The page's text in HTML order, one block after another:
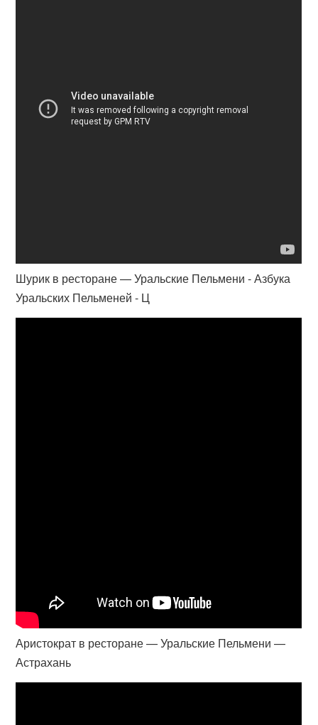
Шурик в ресторане — Уральские Пельмени - Азбука
Уральских Пельменей - Ц
Аристократ в ресторане — Уральские Пельмени —
Астрахань